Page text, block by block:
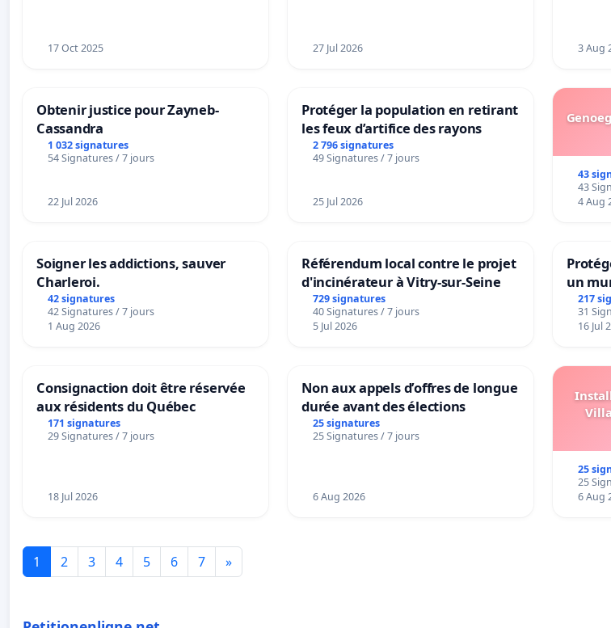
17 Oct 2025 27 Jul 2026 3 Aug
Obtenir justice pour Zayneb-
Cassandra
1 032 signatures
54 Signatures / 7 jours
22 Jul 2026
Protéger la population en retirant
les feux d’artifice des rayons
2 796 signatures
49 Signatures / 7 jours
25 Jul 2026
43
43
4 Aug
Soigner les addictions, sauver
Charleroi.
42 signatures
42 Signatures / 7 jours
1 Aug 2026
Référendum local contre le projet
d'incinérateur à Vitry-sur-Seine
729 signatures
40 Signatures / 7 jours
5 Jul 2026
un
217
31
16 Jul
Consignaction doit être réservée
aux résidents du Québec
171 signatures
29 Signatures / 7 jours
18 Jul 2026
Non aux appels d’offres de longue
durée avant des élections
25 signatures
25 Signatures / 7 jours
6 Aug 2026
25
25
6 Aug
1 2 3 4 5 6 7 »